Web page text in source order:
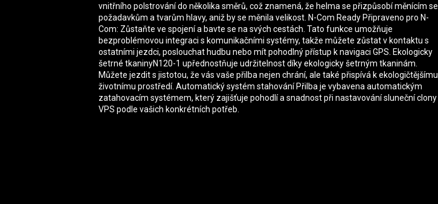
vnitřního polstrování do několika směrů, což znamená, že helma se přizpůsobí měnícím se
požadavkům a tvarům hlavy, aniž by se měnila velikost. N-Com Ready Připraveno pro N-
Com: Zůstaňte ve spojení a bavte se na svých cestách. Tato funkce umožňuje
bezproblémovou integraci s komunikačními systémy, takže můžete zůstat v kontaktu s
ostatními jezdci, poslouchat hudbu nebo mít pohodlný přístup k navigaci GPS. Ekologicky
šetrné tkaninyN120-1 upřednostňuje udržitelnost díky ekologicky šetrným tkaninám.
Můžete jezdit s jistotou, že vás vaše přilba nejen chrání, ale také přispívá k ekologičtějšímu
životnímu prostředí. Automatický systém stahování Přilba je vybavena automatickým
zatahovacím systémem, který zajišťuje pohodlí a snadnost při nastavování sluneční clony
VPS podle vašich konkrétních potřeb.